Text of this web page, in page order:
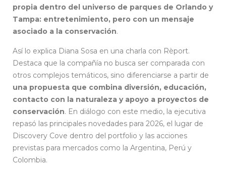
propia dentro del universo de parques de Orlando y
Tampa: entretenimiento, pero con un mensaje
asociado a la conservación.
Así lo explica Diana Sosa en una charla con Rèport.
Destaca que la compañía no busca ser comparada con
otros complejos temáticos, sino diferenciarse a partir de
una propuesta que combina diversión, educación,
contacto con la naturaleza y apoyo a proyectos de
conservación. En diálogo con este medio, la ejecutiva
repasó las principales novedades para 2026, el lugar de
Discovery Cove dentro del portfolio y las acciones
previstas para mercados como la Argentina, Perú y
Colombia.